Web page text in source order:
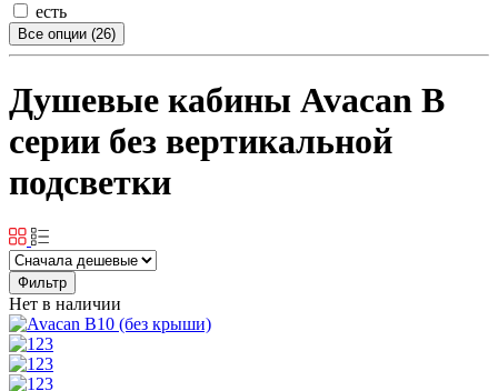
есть
Все опции (26)
Душевые кабины Avacan B
серии без вертикальной
подсветки
Фильтр
Нет в наличии